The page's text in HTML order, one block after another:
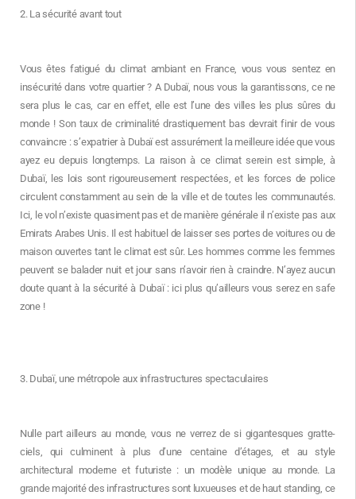
2. La sécurité avant tout
Vous êtes fatigué du climat ambiant en France, vous vous sentez en
insécurité dans votre quartier ? A Dubaï, nous vous la garantissons, ce ne
sera plus le cas, car en effet, elle est l’une des villes les plus sûres du
monde ! Son taux de criminalité drastiquement bas devrait finir de vous
convaincre : s’expatrier à Dubaï est assurément la meilleure idée que vous
ayez eu depuis longtemps. La raison à ce climat serein est simple, à
Dubaï, les lois sont rigoureusement respectées, et les forces de police
circulent constamment au sein de la ville et de toutes les communautés.
Ici, le vol n’existe quasiment pas et de manière générale il n’existe pas aux
Emirats Arabes Unis. Il est habituel de laisser ses portes de voitures ou de
maison ouvertes tant le climat est sûr. Les hommes comme les femmes
peuvent se balader nuit et jour sans n’avoir rien à craindre. N’ayez aucun
doute quant à la sécurité à Dubaï : ici plus qu’ailleurs vous serez en safe
zone !
3. Dubaï, une métropole aux infrastructures spectaculaires
Nulle part ailleurs au monde, vous ne verrez de si gigantesques gratte-
ciels, qui culminent à plus d’une centaine d’étages, et au style
architectural moderne et futuriste : un modèle unique au monde. La
grande majorité des infrastructures sont luxueuses et de haut standing, ce